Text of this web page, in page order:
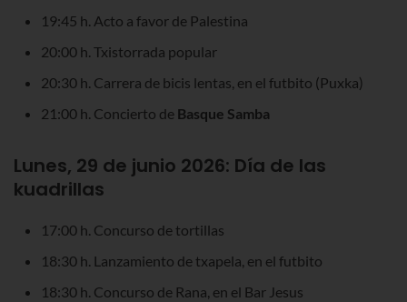
19:45 h. Acto a favor de Palestina
20:00 h. Txistorrada popular
20:30 h. Carrera de bicis lentas, en el futbito (Puxka)
21:00 h. Concierto de Basque Samba
Lunes, 29 de junio 2026: Día de las
kuadrillas
17:00 h. Concurso de tortillas
18:30 h. Lanzamiento de txapela, en el futbito
18:30 h. Concurso de Rana, en el Bar Jesus